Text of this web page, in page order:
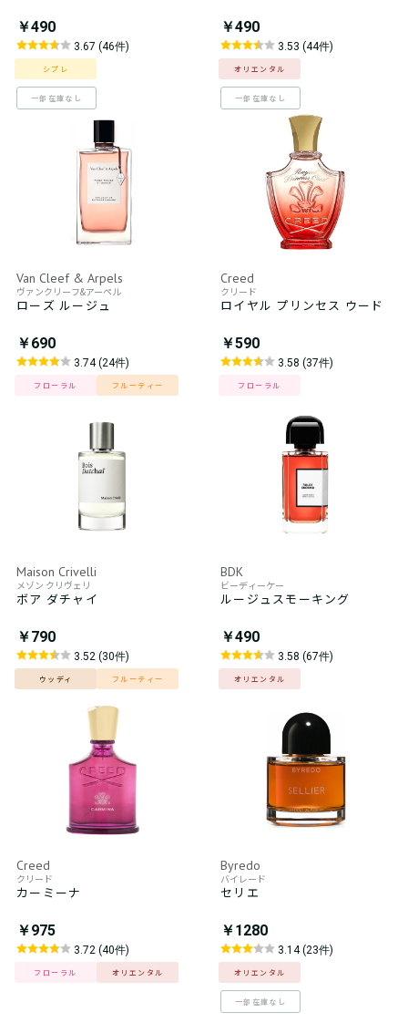
￥490
3.67 (46件)
シプレ
一部在庫なし
￥490
3.53 (44件)
オリエンタル
一部在庫なし
Van Cleef & Arpels
ヴァンクリーフ&アーペル
ローズ ルージュ
￥690
3.74 (24件)
フローラル フルーティー
Creed
クリード
ロイヤル プリンセス ウード
￥590
3.58 (37件)
フローラル
Maison Crivelli
メゾン クリヴェリ
ボア ダチャイ
￥790
3.52 (30件)
ウッディ フルーティー
BDK
ビーディーケー
ルージュスモーキング
￥490
3.58 (67件)
オリエンタル
Creed
クリード
カーミーナ
￥975
3.72 (40件)
フローラル オリエンタル
Byredo
バイレード
セリエ
￥1280
3.14 (23件)
オリエンタル
一部在庫なし